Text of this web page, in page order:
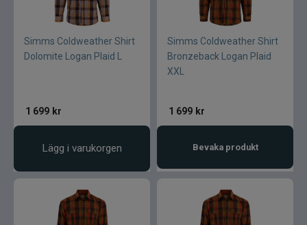
Simms Coldweather Shirt
Dolomite Logan Plaid L
1 699 kr
Lägg i varukorgen
Simms Coldweather Shirt
Bronzeback Logan Plaid
XXL
1 699 kr
Bevaka produkt